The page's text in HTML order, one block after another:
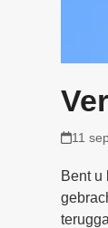
11
Bent u